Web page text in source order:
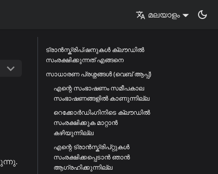
മലയാളം
ട്രാൻസ്ക്രിപ്ഷനുകൾ ക്ലൗഡിൽ
സംരക്ഷിക്കുന്നത് എങ്ങനെ
സാധാരണ പ്രശ്നങ്ങൾ (വെബ് ആപ്പ്)
എന്റെ സംഭാഷണം സമീപകാല
സംഭാഷണങ്ങളിൽ കാണുന്നില്ല
റെക്കോർഡിംഗിനിടെ ക്ലൗഡിൽ
സംരക്ഷിക്കുക മാറ്റാൻ
കഴിയുന്നില്ല
എന്റെ ട്രാൻസ്ക്രിപ്റ്റുകൾ
സംരക്ഷിക്കപ്പെടാൻ ഞാൻ
ആഗ്രഹിക്കുന്നില്ല